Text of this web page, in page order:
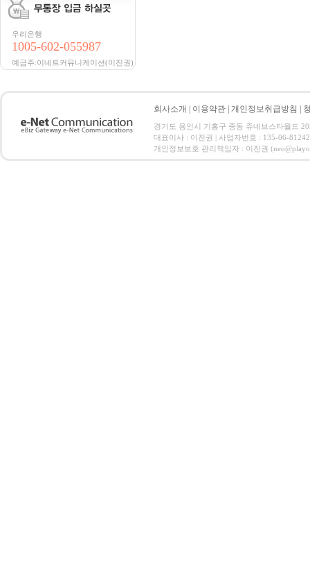
우리은행
1005-602-055987
예금주:이네트커뮤니케이션(이진권)
회사소개 이용약관 개인정보취급방침
경기도 용인시 기흥구 중동 쥬네브스타월드
대표이사 : 이진권 | 사업자번호 : 135-06-
개인정보보호 관리책임자 : 이진권